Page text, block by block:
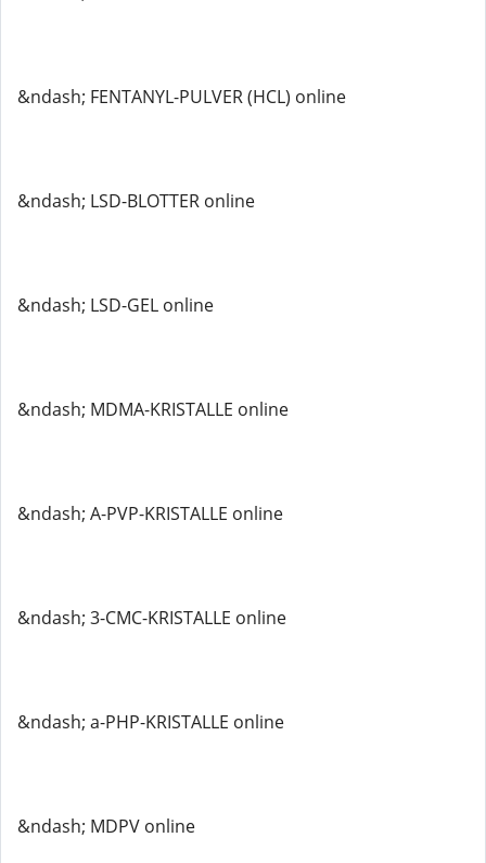
&ndash; FENTANYL-PULVER (HCL) online
&ndash; LSD-BLOTTER online
&ndash; LSD-GEL online
&ndash; MDMA-KRISTALLE online
&ndash; A-PVP-KRISTALLE online
&ndash; 3-CMC-KRISTALLE online
&ndash; a-PHP-KRISTALLE online
&ndash; MDPV online